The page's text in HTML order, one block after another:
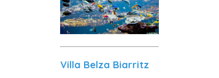
Villa Belza Biarritz